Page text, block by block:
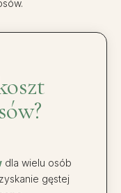
dla wielu osób
gęstej